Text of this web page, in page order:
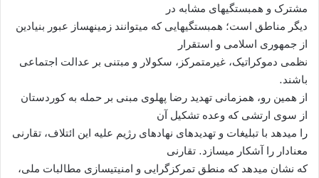
مشترک و همبستگیهای مشابه در
ديگر مناطق است؛ همبستگیهايی که میتوانند زمينهساز عبور بنيادين
از جمهوری اسلامی و استقرار
نظمی دموکراتيک، غيرمتمرکز، سکولار و مبتنی بر عدالت اجتماعی
باشند.
از همين رو، همزمانی تهديد رضا پهلوی مبنی بر حمله به کوردستان
از سوی ارتشی که وعده تشکيل آن
را میدهد با تبليغات و تهديدهای نهادهای رژيم عليه اين ائتلاف، تقارنی
معنادار را آشکار میسازد. تقارنی
که نشان میدهد که منطق تمرکزگرايی و امنيتیسازی مطالبات ملی،